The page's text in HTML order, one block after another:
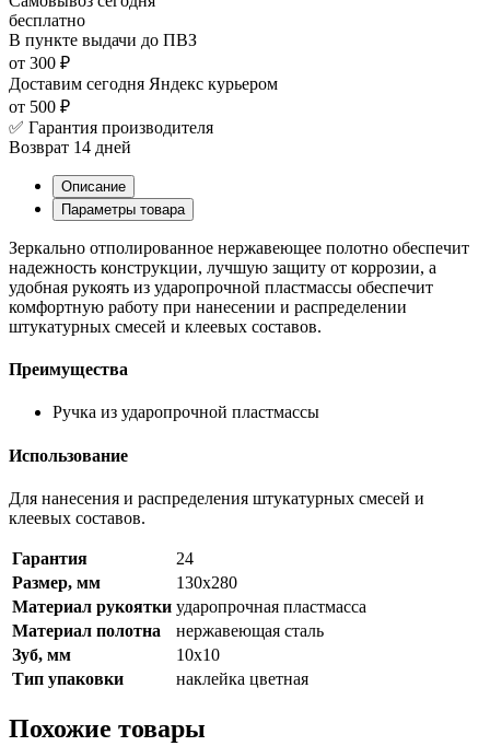
бесплатно
В пункте выдачи до ПВЗ
от 300 ₽
Доставим сегодня Яндекс курьером
от 500 ₽
✅ Гарантия производителя
Возврат 14 дней
Описание
Параметры товара
Зеркально отполированное нержавеющее полотно обеспечит
надежность конструкции, лучшую защиту от коррозии, а
удобная рукоять из ударопрочной пластмассы обеспечит
комфортную работу при нанесении и распределении
штукатурных смесей и клеевых составов.
Преимущества
Ручка из ударопрочной пластмассы
Использование
Для нанесения и распределения штукатурных смесей и
клеевых составов.
Гарантия
24
Размер, мм
130x280
Материал рукоятки ударопрочная пластмасса
Материал полотна
нержавеющая сталь
Зуб, мм
10x10
Тип упаковки
наклейка цветная
Похожие товары